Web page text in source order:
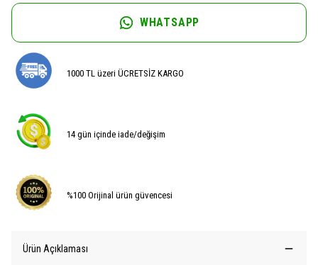
WHATSAPP
1000 TL üzeri ÜCRETSİZ KARGO
14 gün içinde iade/değişim
%100 Orijinal ürün güvencesi
Ürün Açıklaması